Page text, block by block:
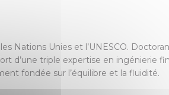
Nations Unies et l’UNESCO.
d’une triple expertise en ingénierie
fondée sur l’équilibre et la fluidité.